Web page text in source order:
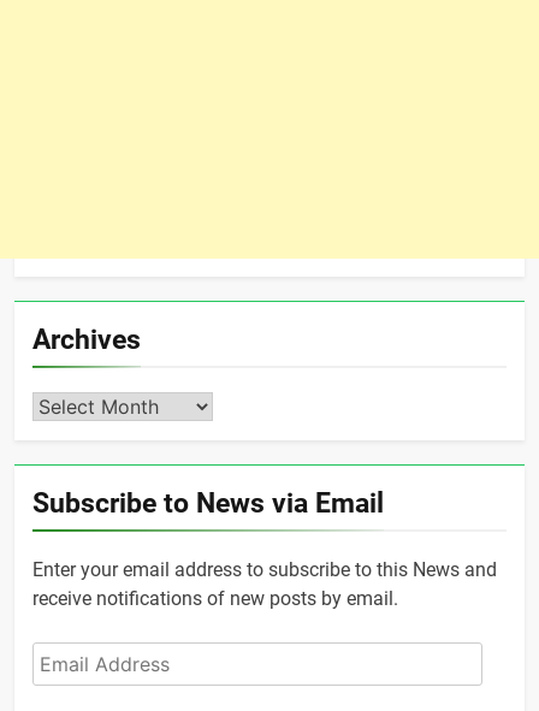
Archives
Archives
Subscribe to News via Email
Enter your email address to subscribe to this News and
receive notifications of new posts by email.
Email
Address